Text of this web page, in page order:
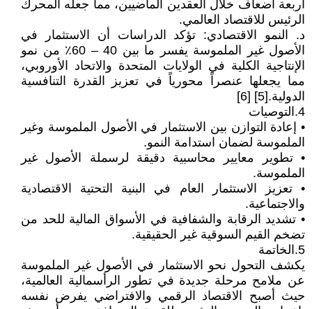
أربعة أضعاف خلال العقدين الماضيين، مما جعله المحرك
الرئيس للاقتصاد العالمي.
د. النمو الاقتصادي: تؤكد الدراسات أن الاستثمار في
الأصول غير الملموسة يفسر ما بين 40 – 60٪ من نمو
الإنتاجية الكلية في الولايات المتحدة والاتحاد الأوروبي،
مما يجعلها عنصراً محورياً في تعزيز القدرة التنافسية
الدولية.[5] [6]
4.التوصيات
• إعادة التوازن بين الاستثمار في الأصول الملموسة وغير
الملموسة لضمان استدامة النمو.
• تطوير معايير محاسبية دقيقة لرسملة الأصول غير
الملموسة.
• تعزيز الاستثمار العام في البنية التحتية الاقتصادية
والاجتماعية.
• تشديد الرقابة والشفافية في الأسواق المالية للحد من
تضخم القيم السوقية غير الحقيقية.
5.الخاتمة
يكشف التحول نحو الاستثمار في الأصول غير الملموسة
عن ملامح مرحلة جديدة في تطور الرأسمالية العالمية،
حيث أصبح الاقتصاد الرقمي والافتراضي يفرض نفسه